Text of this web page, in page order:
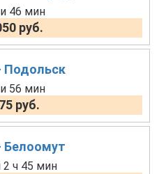
46 мин
руб.
Подольск
56 мин
руб.
Белоомут
2 ч 45 мин